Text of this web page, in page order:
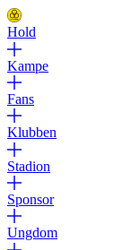
Hold
Kampe
Fans
Klubben
Stadion
Sponsor
Ungdom